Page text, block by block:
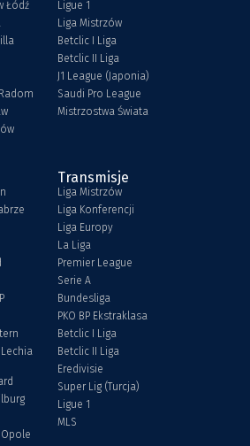
Łódź
Ligue 1
Liga Mistrzów
Betclic I Liga
Betclic II Liga
J1 League (Japonia)
Saudi Pro League
Mistrzostwa Świata
Transmisje
Liga Mistrzów
Liga Konferencji
Liga Europy
La Liga
Premier League
Serie A
Bundesliga
PKO BP Ekstraklasa
Betclic I Liga
Betclic II Liga
Eredivisie
Super Lig (Turcja)
Ligue 1
MLS